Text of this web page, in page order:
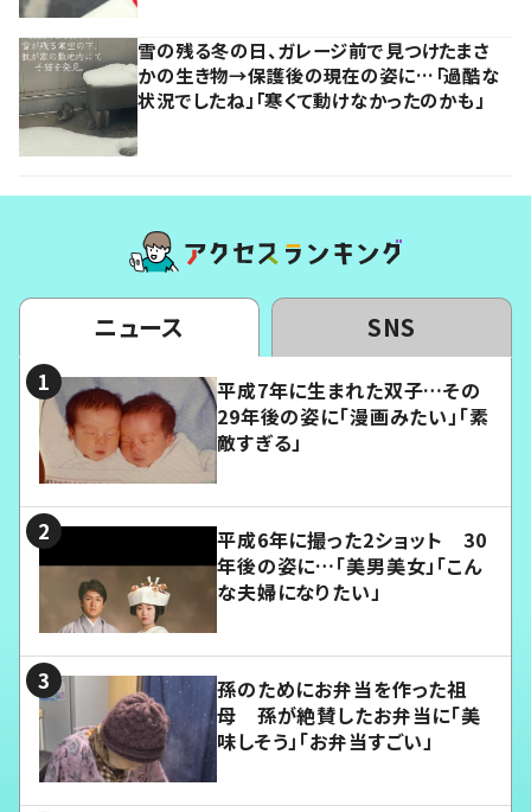
雪の残る冬の日、ガレージ前で見つけたまさ
かの生き物→保護後の現在の姿に…「過酷な
状況でしたね」「寒くて動けなかったのかも」
ニュース SNS
平成7年に生まれた双子…その
29年後の姿に「漫画みたい」「素
敵すぎる」
平成6年に撮った2ショット 30
年後の姿に…「美男美女」「こん
な夫婦になりたい」
孫のためにお弁当を作った祖
母 孫が絶賛したお弁当に「美
味しそう」「お弁当すごい」